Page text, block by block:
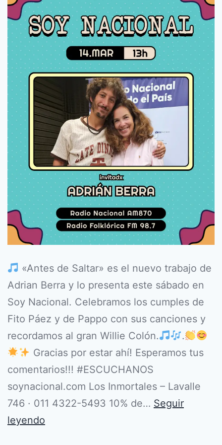
«Antes de Saltar» es el nuevo trabajo de
Adrian Berra y lo presenta este sábado en
Soy Nacional. Celebramos los cumples de
Fito Páez y de Pappo con sus canciones y
recordamos al gran Willie Colón.
.
Gracias por estar ahí! Esperamos tus
comentarios!!! #ESCUCHANOS
soynacional.com Los Inmortales – Lavalle
746 · 011 4322-5493 10% de… Seguir
leyendo